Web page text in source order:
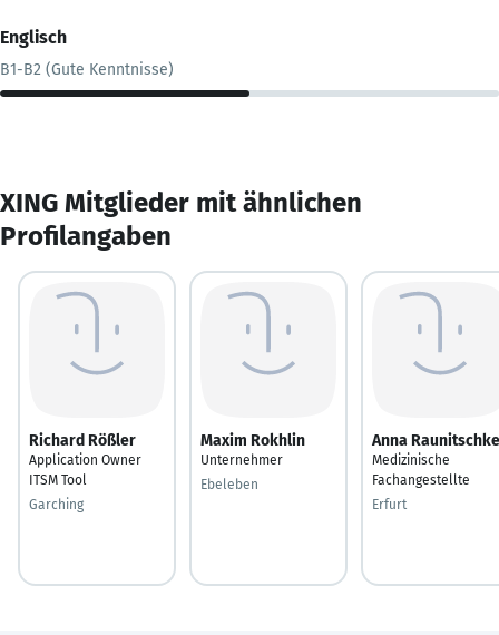
Englisch
B1-B2 (Gute Kenntnisse)
XING Mitglieder mit ähnlichen
Profilangaben
Richard Rößler
Application Owner
ITSM Tool
Garching
Maxim Rokhlin
Unternehmer
Ebeleben
Anna Raunitschke
Medizinische
Fachangestellte
Erfurt